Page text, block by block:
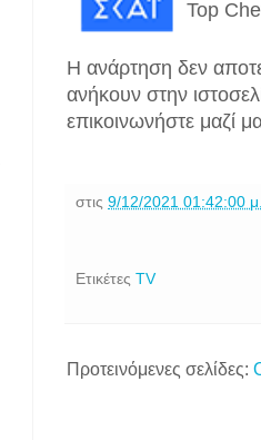
Top
Η ανάρτηση δεν
ανήκουν στην
επικοινωνήστε μαζί
στις 9/12/2021 01:42:00
Ετικέτες TV
Προτεινόμενες σελίδες: